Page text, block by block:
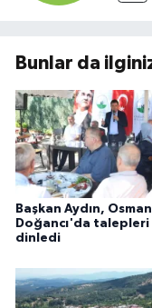
Bunlar da
Başkan Aydın,
Doğancı'da talepleri
dinledi